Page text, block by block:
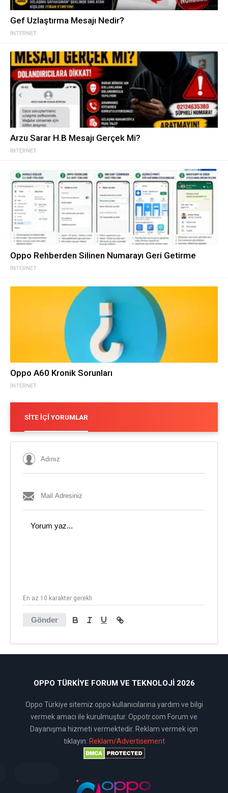
İNTERNET
Gef Uzlaştırma Mesajı Nedir?
İNTERNET
Arzu Sarar H.B Mesajı Gerçek Mi?
İNTERNET
Oppo Rehberden Silinen Numarayı Geri Getirme
İNTERNET
Oppo A60 Kronik Sorunları
SITE İÇI YORUMLAR
Gönder
En az 10 karakter gerekli
OPPO TÜRKIYE FORUM VE TEKNOLOJI 2026
Oppo Türkiye sitemiz oppo kullanıcılarına yardım ve bilgi
vermek amacı ile kurulmuştur. Oppotr.com Forum ve
Dayanışma hizmeti vermektedir. Reklam vermek için
tıklayın: Reklam/Advertisement